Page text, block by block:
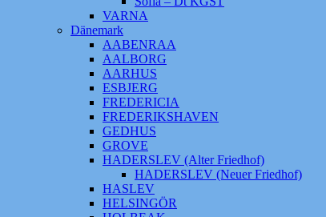
VARNA
Dänemark
AABENRAA
AALBORG
AARHUS
ESBJERG
FREDERICIA
FREDERIKSHAVEN
GEDHUS
GROVE
HADERSLEV (Alter Friedhof)
HADERSLEV (Neuer Friedhof)
HASLEV
HELSINGÖR